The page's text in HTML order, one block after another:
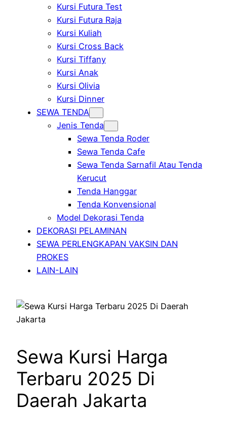
Kursi Futura Test
Kursi Futura Raja
Kursi Kuliah
Kursi Cross Back
Kursi Tiffany
Kursi Anak
Kursi Olivia
Kursi Dinner
SEWA TENDA
Jenis Tenda
Sewa Tenda Roder
Sewa Tenda Cafe
Sewa Tenda Sarnafil Atau Tenda
Kerucut
Tenda Hanggar
Tenda Konvensional
Model Dekorasi Tenda
DEKORASI PELAMINAN
SEWA PERLENGKAPAN VAKSIN DAN
PROKES
LAIN-LAIN
Sewa Kursi Harga
Terbaru 2025 Di
Daerah Jakarta